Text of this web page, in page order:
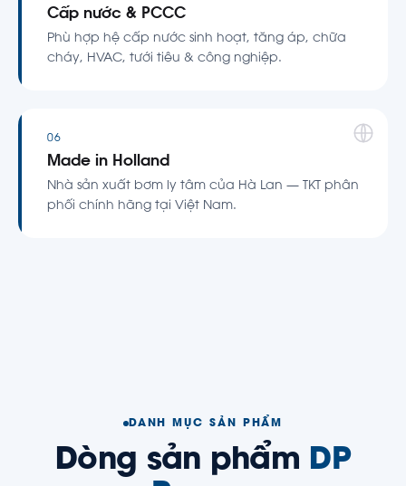
Cấp nước & PCCC
Phù hợp hệ cấp nước sinh hoạt, tăng áp, chữa
cháy, HVAC, tưới tiêu & công nghiệp.
06
Made in Holland
Nhà sản xuất bơm ly tâm của Hà Lan — TKT phân
phối chính hãng tại Việt Nam.
DANH MỤC SẢN PHẨM
Dòng sản phẩm DP